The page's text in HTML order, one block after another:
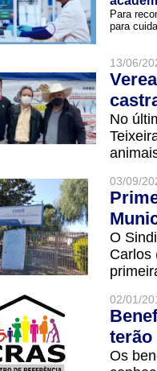
Para
para
13/06/
No
03/09/
O
Carlos
02/01/
terão
Os